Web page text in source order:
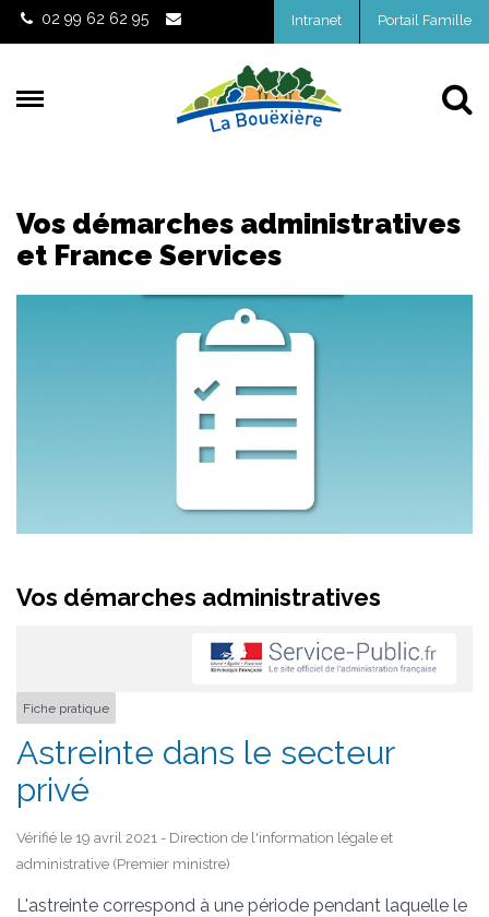
Gestion des traceurs
02 99 62 62 95 Intranet Portail Famille
Vos démarches administratives
et France Services
Vos démarches administratives
Fiche pratique
Astreinte dans le secteur
privé
Vérifié le 19 avril 2021 - Direction de l'information légale et
administrative (Premier ministre)
L'astreinte correspond à une période pendant laquelle le